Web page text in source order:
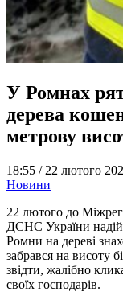
У Ромнах
дерева
метрову
18:55 / 22 лютого
Новини
22 лютого до
ДСНС України
Ромни на дереві
забрався на висоту
звідти, жалібно
своїх господарів.